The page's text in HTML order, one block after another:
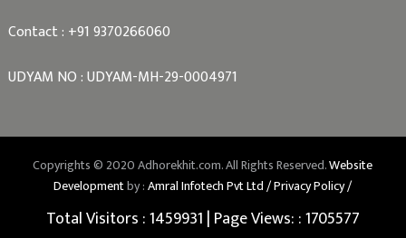
Contact : +91 9370266060
UDYAM NO : UDYAM-MH-29-0004971
Copyrights © 2020 Adhorekhit.com. All Rights Reserved.Website
Developmentby :Amral Infotech Pvt Ltd /Privacy Policy /
Total Visitors :1459931 | Page Views: :1705577